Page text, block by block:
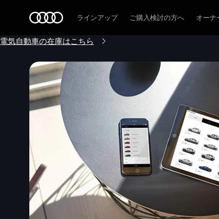
ラインアップ ご購入検討の方へ オーナ
電気自動車の在庫はこちら